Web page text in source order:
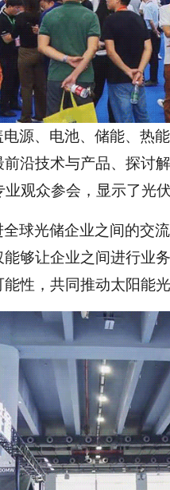
源、电池、储能、热
沿技术与产品、探讨
观众参会，显示了光
球光储企业之间的交
够让企业之间进行业
性，共同推动太阳能